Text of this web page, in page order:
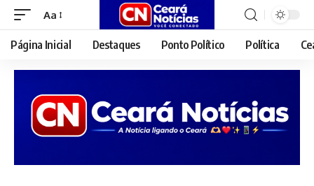
Font
Resizer
Aa
Página Inicial Destaques Ponto Político Política